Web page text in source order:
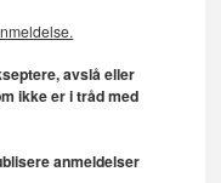
avslå eller
ikke er i tråd med
anmeldelser